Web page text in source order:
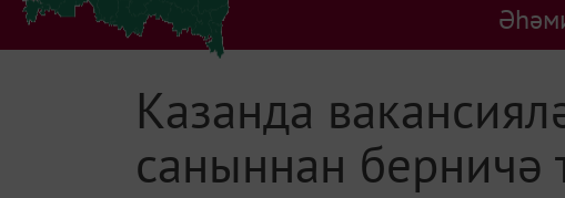
Казанда
саныннан берничә